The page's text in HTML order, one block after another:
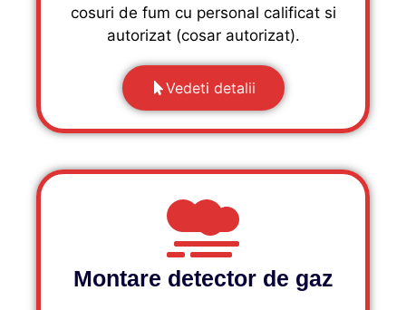
cosuri de fum cu personal calificat si
autorizat (cosar autorizat).
Vedeti detalii
Montare detector de gaz